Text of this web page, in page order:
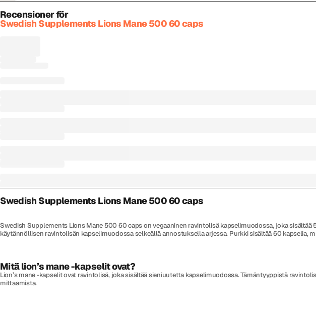
Recensioner för
Swedish Supplements Lions Mane 500 60 caps
Swedish Supplements Lions Mane 500 60 caps
Swedish Supplements Lions Mane 500 60 caps on vegaaninen ravintolisä kapselimuodossa, joka
käytännöllisen ravintolisän kapselimuodossa selkeällä annostuksella arjessa. Purkki sisältää 60 kapselia,
Mitä lion’s mane -kapselit ovat?
Lion’s mane -kapselit ovat ravintolisä, joka sisältää sieniuutetta kapselimuodossa. Tämäntyyppistä
mittaamista.